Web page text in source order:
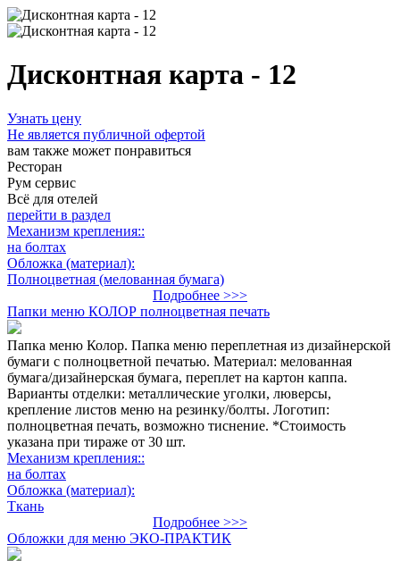
Дисконтная карта - 12
Узнать цену
Не является публичной офертой
вам также может понравиться
Ресторан
Рум сервис
Всё для отелей
перейти в раздел
Механизм крепления::
на болтах
Обложка (материал):
Полноцветная (мелованная бумага)
Подробнее >>>
Папки меню КОЛОР полноцветная печать
Папка меню Колор. Папка меню переплетная из дизайнерской
бумаги с полноцветной печатью. Материал: мелованная
бумага/дизайнерская бумага, переплет на картон каппа.
Варианты отделки: металлические уголки, люверсы,
крепление листов меню на резинку/болты. Логотип:
полноцветная печать, возможно тиснение. *Стоимость
указана при тираже от 30 шт.
Механизм крепления::
на болтах
Обложка (материал):
Ткань
Подробнее >>>
Обложки для меню ЭКО-ПРАКТИК